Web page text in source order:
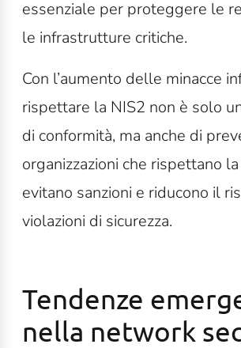
essenziale per proteggere le
le infrastrutture critiche.
Con l’aumento delle minacce
rispettare la NIS2 non è solo
di conformità, ma anche di
organizzazioni che rispettano
evitano sanzioni e riducono il
violazioni di sicurezza.
Tendenze
nella network